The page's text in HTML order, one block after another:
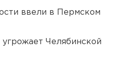
ввели в Пермском
угрожает Челябинской